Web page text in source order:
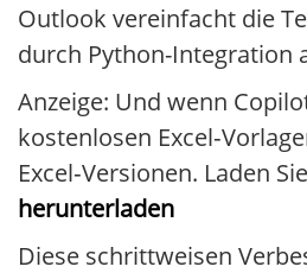
Outlook vereinfacht die
durch Python-Integration
Anzeige: Und wenn
kostenlosen
Excel‑Versionen. Laden
herunterladen
Diese schrittweisen